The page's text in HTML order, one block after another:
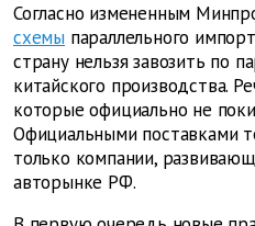
Согласно измененным
схемы параллельного
страну нельзя завозить по
китайского производства.
которые официально не
Официальными поставками
только компании,
авторынке РФ.